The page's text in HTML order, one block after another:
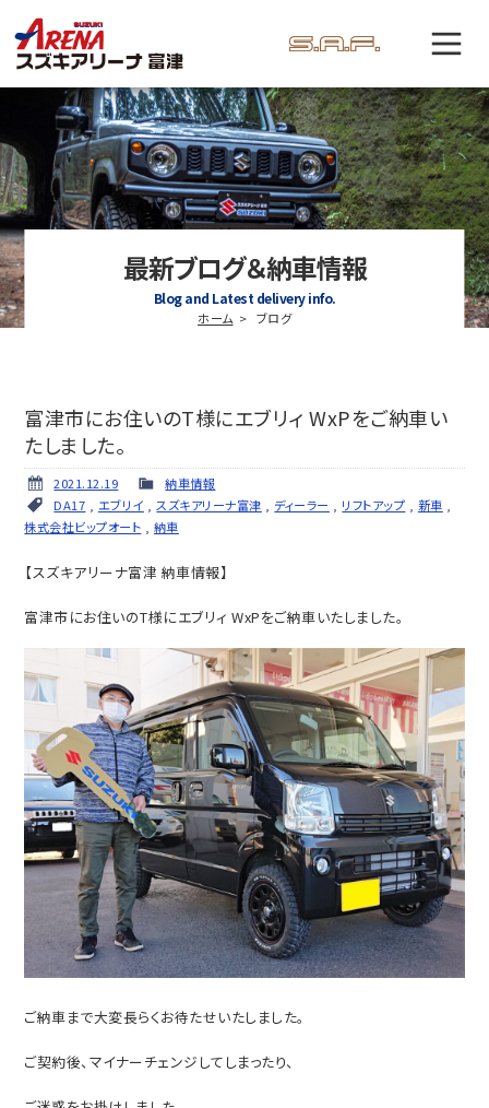
最新ブログ＆納車情報
Blog and Latest delivery info.
ホーム ブログ
富津市にお住いのT様にエブリィ WxPをご納車い
たしました。
2021.12.19
納車情報
DA17
エブリイ スズキアリーナ富津 ディーラー リフトアップ 新車
株式会社ビップオート
納車
【スズキアリーナ富津 納車情報】
富津市にお住いのT様にエブリィ WxPをご納車いたしました。
ご納車まで大変長らくお待たせいたしました。
ご契約後、マイナーチェンジしてしまったり、